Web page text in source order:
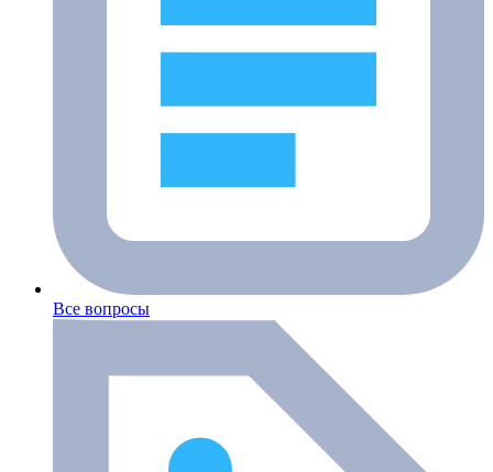
Все вопросы